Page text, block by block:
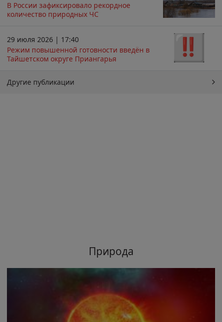
В России зафиксировало рекордное
количество природных ЧС
29 июля 2026 | 17:40
Режим повышенной готовности введён в
Тайшетском округе Приангарья
Другие публикации
Природа